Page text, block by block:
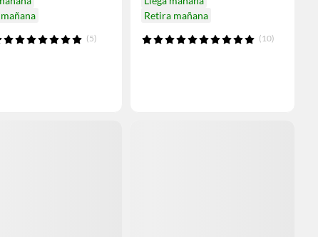
(5)
Retira mañana
(10)